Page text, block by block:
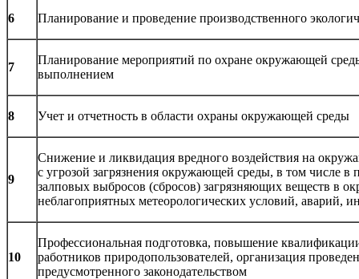
6 Планирование и проведение производственного
7
Планирование мероприятий по охране окружающей
выполнением
8 Учет и отчетность в области охраны окружающей среды
9
Снижение и ликвидация вредного воздействия на
с угрозой загрязнения окружающей среды, в том числе в
залповых выбросов (сбросов) загрязняющих веществ в
неблагоприятных метеорологических условий, аварий,
10
Профессиональная подготовка, повышение
работников природопользователей, организация
предусмотренного законодательством